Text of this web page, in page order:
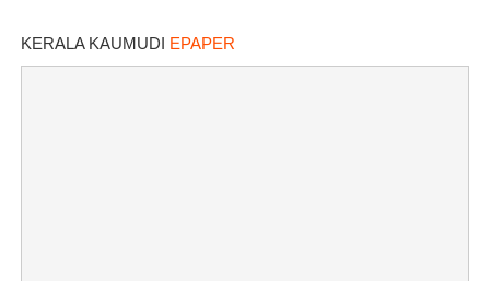
KERALA KAUMUDI EPAPER